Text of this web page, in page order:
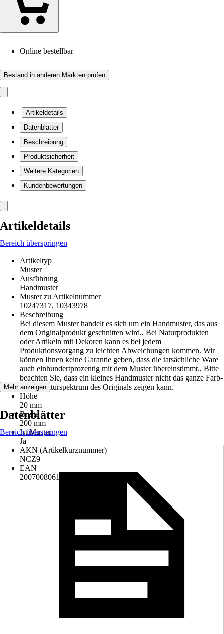
Online bestellbar
Bestand in anderen Märkten prüfen
Artikeldetails
Datenblätter
Beschreibung
Produktsicherheit
Weitere Kategorien
Kundenbewertungen
Artikeldetails
Bereich überspringen
Artikeltyp
Muster
Ausführung
Handmuster
Muster zu Artikelnummer
10247317, 10343978
Beschreibung
Bei diesem Muster handelt es sich um ein Handmuster, das aus
dem Originalprodukt geschnitten wird., Bei Naturprodukten
oder Artikeln mit Dekoren kann es bei jedem
Produktionsvorgang zu leichten Abweichungen kommen. Wir
können Ihnen keine Garantie geben, dass die tatsächliche Ware
auch einhundertprozentig mit dem Muster übereinstimmt., Bitte
beachten Sie, dass ein kleines Handmuster nicht das ganze Farb-
und Strukturspektrum des Originals zeigen kann.
Höhe
20 mm
Breite
200 mm
Ist Muster
Ja
AKN (Artikelkurznummer)
NCZ9
EAN
2007008061833
Mehr anzeigen
Datenblätter
Bereich überspringen